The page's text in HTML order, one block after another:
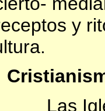
y
Las